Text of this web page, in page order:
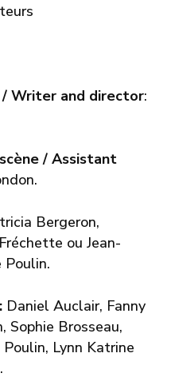
Writer and director:
/ Assistant
Bergeron,
ou Jean-
Poulin.
Daniel Auclair, Fanny
Sophie Brosseau,
Lynn Katrine